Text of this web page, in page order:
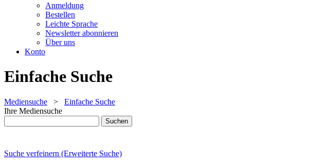
Anmeldung
Bestellen
Leichte Sprache
Newsletter abonnieren
Über uns
Konto
Einfache Suche
Mediensuche > Einfache Suche
Ihre Mediensuche
Suche verfeinern (Erweiterte Suche)